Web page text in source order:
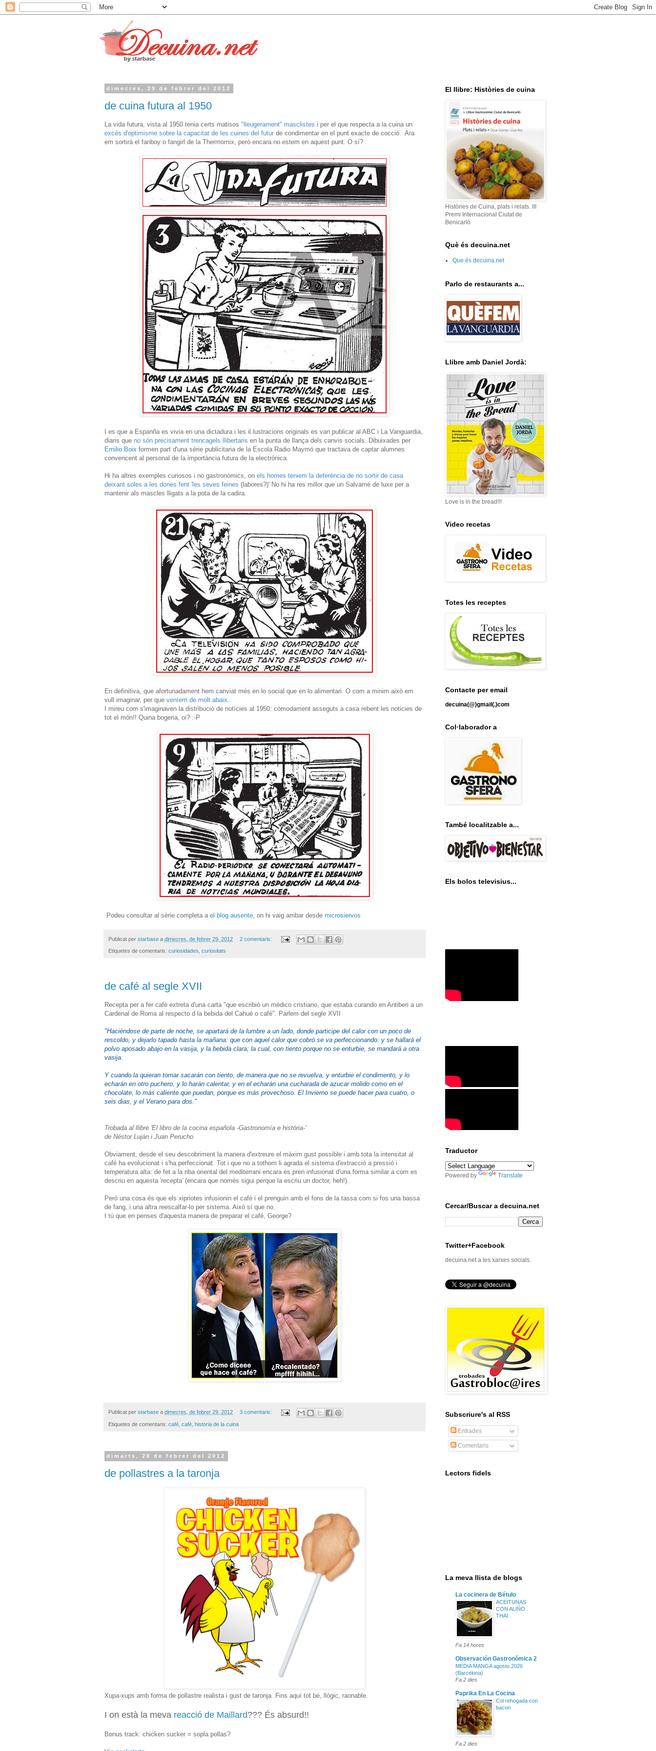
dimecres, 29 de febrer del 2012
de cuina futura al 1950
La vida futura, vista al 1950 tenia certs matisos "lleugerament" masclistes i per el que respecta a la cuina un
excés d'optimisme sobre la capacitat de les cuines del futur de condimentar en el punt exacte de cocció. Ara
em sortirà el fanboy o fangirl de la Thermomix, però encara no estem en aquest punt. O sí?
I es que a Espanña es vivia en una dictadura i les il.lustracions originals es van publicar al ABC i La Vanguardia,
diaris que no són precisament trencagels llibertaris en la punta de llança dels canvis socials. Dibuixades per
Emilio Boix formen part d'una sèrie publicitaria de la Escola Radio Maymó que tractava de captar alumnes
convencent al personal de la importància futura de la electrònica.
Hi ha altres exemples curiosos i no gastronòmics, on els homes teniem la deferència de no sortir de casa
deixant soles a les dones fent 'les seves feines (labores?)' No hi ha res millor que un Salvamé de luxe per a
mantenir als mascles lligats a la pota de la cadira.
En definitiva, que afortunadament hem canviat més en lo social que en lo alimentari. O com a minim això em
vull imaginar, per que veníem de molt abaix
I mireu com s'imaginaven la distribució de notícies al 1950: còmodament asseguts a casa rebent les noticies de
tot el món!! Quina bogeria, oi? :-P
Podeu consultar al sèrie completa a el blog ausente , on hi vaig arribar desde microsiervos
Publicat per starbase a dimecres, de febrer 29, 2012 2 comentaris:
Etiquetes de comentaris: curiosidades curiositats
de café al segle XVII
Recepta per a fer cafè extreta d'una carta "que escribió un médico cristiano, que estaba curando en Antiberi a un
Cardenal de Roma al respecto d la bebida del Cahué o café". Parlem del segle XVII
"Haciéndose de parte de noche, se apartará de la lumbre a un lado, donde participe del calor con un poco de
rescoldo, y dejarlo tapado hasta la mañana: que con aquel calor que cobró se va perfeccionando: y se hallará el
polvo aposado abajo en la vasija, y la bebida clara; la cual, con tiento porque no se enturbie, se mandará a otra
vasija.
Y cuando la quieran tomar sacarán con tiento, de manera que no se revuelva, y enturbie el condimento, y lo
echarán en otro puchero, y lo harán calentar, y en el echarán una cucharada de azucar molido como en el
chocolate, lo más caliente que puedan, porque es más provechoso. El Invierno se puede hacer para cuatro, o
seis dias, y el Verano para dos."
Trobada al llibre 'El libro de la cocina española -Gastronomía e história-'
de Néstor Luján i Juan Perucho
Obviament, desde el seu descobriment la manera d'extreure el màxim gust possible i amb tota la intensitat al
café ha evolucionat i s'ha perfeccionat. Tot i que no a tothom li agrada el sistema d'extracció a pressió i
temperatura alta: de fet a la riba oriental del mediterrani encara es pren infusionat d'una forma similar a com es
descriu en aquesta 'recepta' (encara que només sigui perque la escriu un doctor, heh!).
Però una cosa és que els xipriotes infusionin el café i el prenguin amb el fons de la tassa com si fos una bassa
de fang, i una altra reescalfar-lo per sistema. Això sí que no.
I tú que en penses d'aquesta manera de preparar el café, George?
Publicat per starbase a dimecres, de febrer 29, 2012 3 comentaris:
Etiquetes de comentaris: café cafè historia de la cuina
dimarts, 28 de febrer del 2012
de pollastres a la taronja
Xupa-xups amb forma de pollastre realista i gust de taronja. Fins aquí tot bé, llógic, raonable.
I on està la meva reacció de Maillard??? És absurd!!
Bonus track: chicken sucker = sopla pollas?
El llibre: Històries de cuina
Històries de Cuina, plats i relats. III
Premi Internacional Ciutat de
Benicarló
Què és decuina.net
Que és decuina.net
Parlo de restaurants a...
Llibre amb Daniel Jordà:
Love is in the bread!!!
Video recetas
Totes les receptes
Contacte per email
decuina(@)gmail(.)com
Col·laborador a
També localitzable a...
Els bolos televisius...
Traductor
Powered by Translate
Cercar/Buscar a decuina.net
Twitter+Facebook
decuina.net a les xarxes socials.
Subscriure's al RSS
Entrades
Comentaris
Lectors fidels
La meva llista de blogs
La cocinera de Bétulo
ACEITUNAS
CON ALIÑO
THAI
Fa 14 hores
Observación Gastronómica 2
MEDIA MANGA agosto 2026
(Barcelona)
Fa 2 dies
Paprika En La Cocina
Col rehogada con
bacon
Fa 2 dies